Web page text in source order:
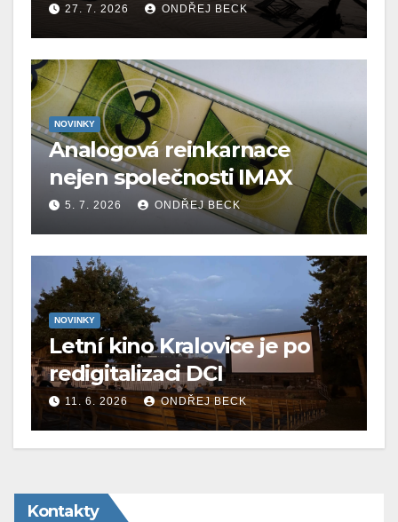
27. 7. 2026 ONDŘEJ BECK
NOVINKY
Analogová reinkarnace
nejen společnosti IMAX
5. 7. 2026 ONDŘEJ BECK
NOVINKY
Letní kino Kralovice je po
redigitalizaci DCI
11. 6. 2026 ONDŘEJ BECK
Kontakty